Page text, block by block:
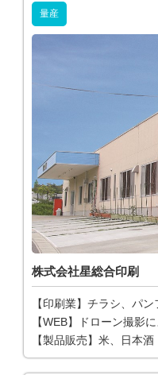
量産
株式会社星総合印刷
【印刷業】チラシ、パ
【WEB】ドローン撮影
【製品販売】米、日本酒